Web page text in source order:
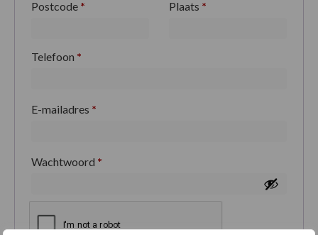
Postcode * Plaats *
Telefoon *
E-mailadres *
Wachtwoord *